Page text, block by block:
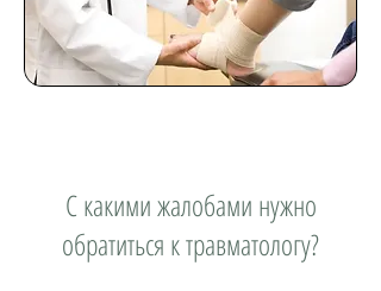
С какими жалобами нужно
обратиться к травматологу?